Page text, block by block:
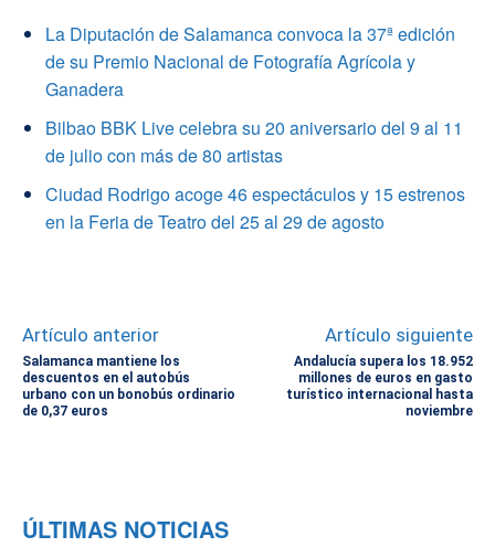
La Diputación de Salamanca convoca la 37ª edición
de su Premio Nacional de Fotografía Agrícola y
Ganadera
Bilbao BBK Live celebra su 20 aniversario del 9 al 11
de julio con más de 80 artistas
Ciudad Rodrigo acoge 46 espectáculos y 15 estrenos
en la Feria de Teatro del 25 al 29 de agosto
Artículo anterior
Salamanca mantiene los
descuentos en el autobús
urbano con un bonobús ordinario
de 0,37 euros
Artículo siguiente
Andalucía supera los 18.952
millones de euros en gasto
turístico internacional hasta
noviembre
ÚLTIMAS NOTICIAS